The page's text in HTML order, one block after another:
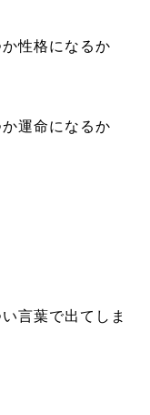
性格になるか
運命になるか
言葉で出てしま